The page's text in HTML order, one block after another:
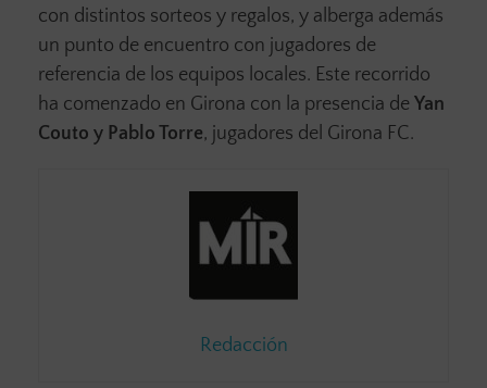
con distintos sorteos y regalos, y alberga además
un punto de encuentro con jugadores de
referencia de los equipos locales. Este recorrido
ha comenzado en Girona con la presencia de Yan
Couto y Pablo Torre, jugadores del Girona FC.
Redacción